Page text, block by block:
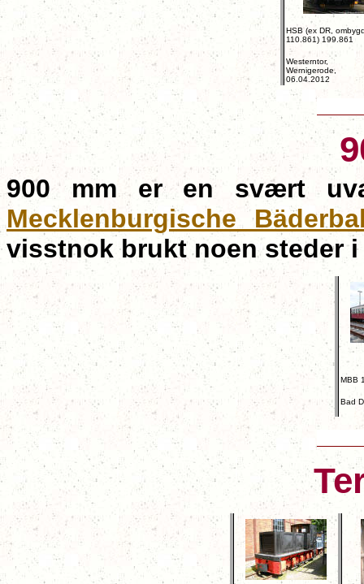
HSB (ex DR,
110.861) 199.861
Westerntor,
Wernigerode,
06.04.2012
900 mm er en svært
Mecklenburgische
visstnok brukt noen steder i
MBB
Bad